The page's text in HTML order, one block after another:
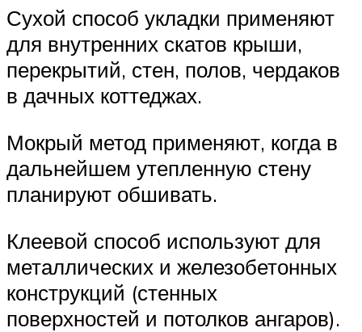
Сухой способ укладки применяют
для внутренних скатов крыши,
перекрытий, стен, полов, чердаков
в дачных коттеджах.
Мокрый метод применяют, когда в
дальнейшем утепленную стену
планируют обшивать.
Клеевой способ используют для
металлических и железобетонных
конструкций (стенных
поверхностей и потолков ангаров).